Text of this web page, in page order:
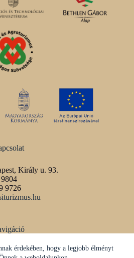
érdekében, hogy a legjobb élményt
Király u. 93.
9726
tájékoztató